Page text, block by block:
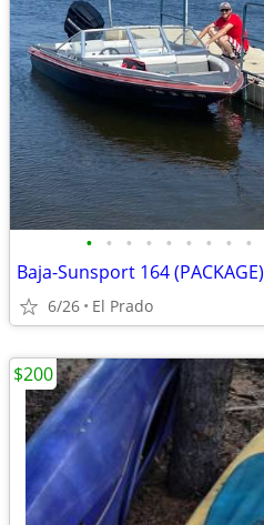
• • • • • • • • •
Baja-Sunsport 164 (PACKAGE)
6/26 El Prado
$200